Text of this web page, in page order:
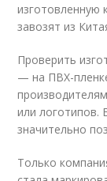
завозят из
Проверить
— на ПВХ-
или логотипов.
значительно
Только